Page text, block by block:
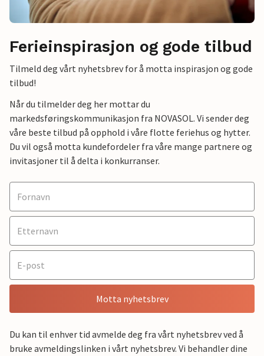
Ferieinspirasjon og gode tilbud
Tilmeld deg vårt nyhetsbrev for å motta inspirasjon og gode
tilbud!
Når du tilmelder deg her mottar du
markedsføringskommunikasjon fra NOVASOL. Vi sender deg
våre beste tilbud på opphold i våre flotte feriehus og hytter.
Du vil også motta kundefordeler fra våre mange partnere og
invitasjoner til å delta i konkurranser.
Motta nyhetsbrev
Du kan til enhver tid avmelde deg fra vårt nyhetsbrev ved å
bruke avmeldingslinken i vårt nyhetsbrev. Vi behandler dine